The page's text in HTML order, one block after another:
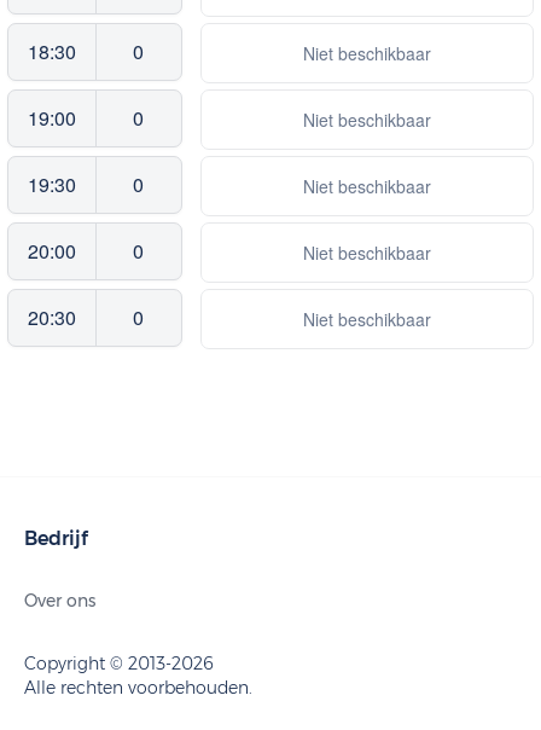
18:30 0 Niet beschikbaar
19:00 0 Niet beschikbaar
19:30 0 Niet beschikbaar
20:00 0 Niet beschikbaar
20:30 0 Niet beschikbaar
Bedrijf
Over ons
Copyright © 2013-2026
Alle rechten voorbehouden.